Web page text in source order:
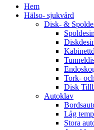
Hem
Hälso- sjukvård
Disk- &
Tork-
Disk
Autoklav
Låg
Stora